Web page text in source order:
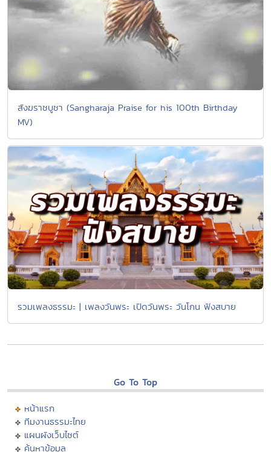
สังฆราชบูชา (Sangharaja Praise for his 100th Birthday
MV)
รวมเพลงธรรมะ | เพลงวันพระ เปิดวันพระ วันโกน ฟังสบาย
Go To Top
หน้าแรก
ทีมงานธรรมะไทย
แผนผังเว็บไซต์
ค้นหาข้อมูล